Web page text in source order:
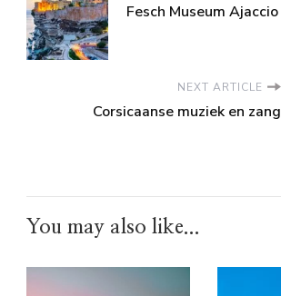
Fesch Museum Ajaccio
NEXT ARTICLE
Corsicaanse muziek en zang
You may also like...